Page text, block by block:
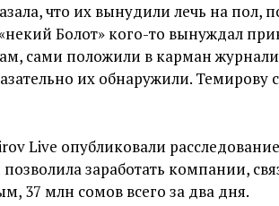
что их вынудили лечь на пол,
Болот» кого-то вынуждал
сами положили в карман
их обнаружили. Темирову
Live опубликовали
заработать компании,
37 млн сомов всего за два дня.